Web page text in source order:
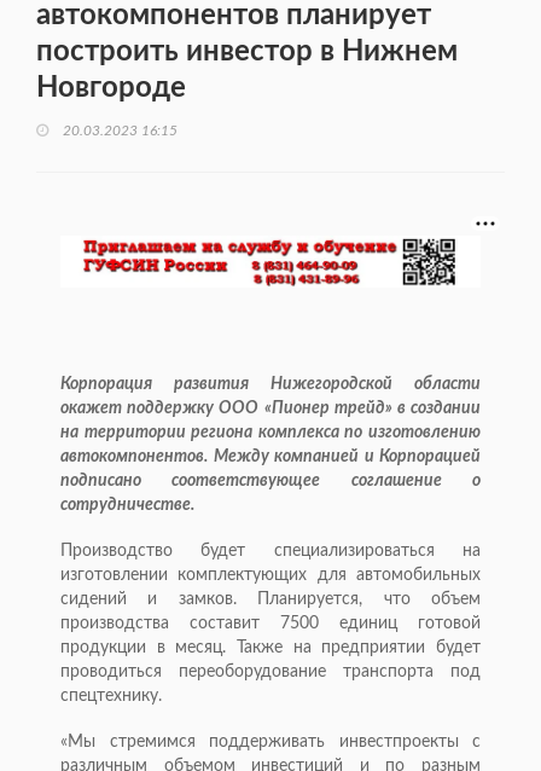
автокомпонентов планирует
построить инвестор в Нижнем
Новгороде
20.03.2023 16:15
Корпорация развития Нижегородской области
окажет поддержку ООО «Пионер трейд» в создании
на территории региона комплекса по изготовлению
автокомпонентов. Между компанией и Корпорацией
подписано соответствующее соглашение о
сотрудничестве.
Производство будет специализироваться на
изготовлении комплектующих для автомобильных
сидений и замков. Планируется, что объем
производства составит 7500 единиц готовой
продукции в месяц. Также на предприятии будет
проводиться переоборудование транспорта под
спецтехнику.
«Мы стремимся поддерживать инвестпроекты с
различным объемом инвестиций и по разным